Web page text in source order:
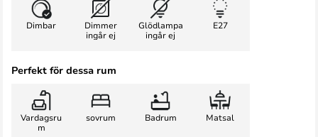
Dimbar
Dimmer
ingår ej
Glödlampa
ingår ej
E27
Perfekt för dessa rum
Vardagsru
m
sovrum Badrum Matsal